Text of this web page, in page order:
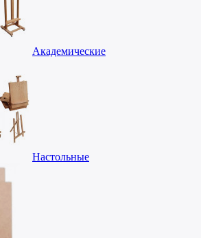
Академические
Настольные